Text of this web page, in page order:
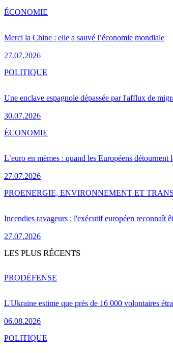
Merci la Chine : elle a sauvé l’économie mondiale
27.07.2026
ÉCONOMIE
Une enclave espagnole dépassée par l'afflux de
30.07.2026
POLITIQUE
L’euro en mèmes : quand les Européens détournent
27.07.2026
ÉCONOMIE
Incendies ravageurs : l'exécutif européen reconnaît
27.07.2026
PROENERGIE, ENVIRONNEMENT ET
LES PLUS RÉCENTS
L'Ukraine estime que près de 16 000 volontaires
06.08.2026
PRODÉFENSE
POLITIQUE